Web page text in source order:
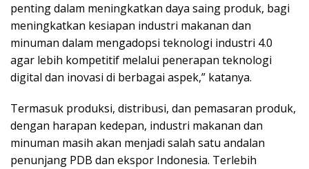
penting dalam meningkatkan daya saing produk, bagi
meningkatkan kesiapan industri makanan dan
minuman dalam mengadopsi teknologi industri 4.0
agar lebih kompetitif melalui penerapan teknologi
digital dan inovasi di berbagai aspek,” katanya.
Termasuk produksi, distribusi, dan pemasaran produk,
dengan harapan kedepan, industri makanan dan
minuman masih akan menjadi salah satu andalan
penunjang PDB dan ekspor Indonesia. Terlebih